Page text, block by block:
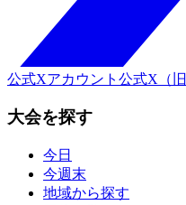
公式Xアカウント 公式X（
大会を探す
今日
今週末
地域から探す